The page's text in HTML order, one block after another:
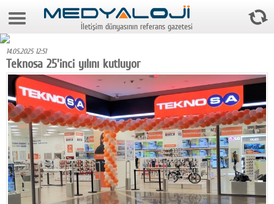
8 Ağustos 2026 9:02:32
Foto Galeri
Video Galeri
Gazeteler
Medya
Reyting-tiraj
Teknoloji
İletişim dünyasının referans gazetesi
14.05.2025 12:51
Teknosa 25'inci yılını kutluyor